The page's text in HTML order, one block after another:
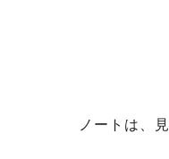
ノートは、